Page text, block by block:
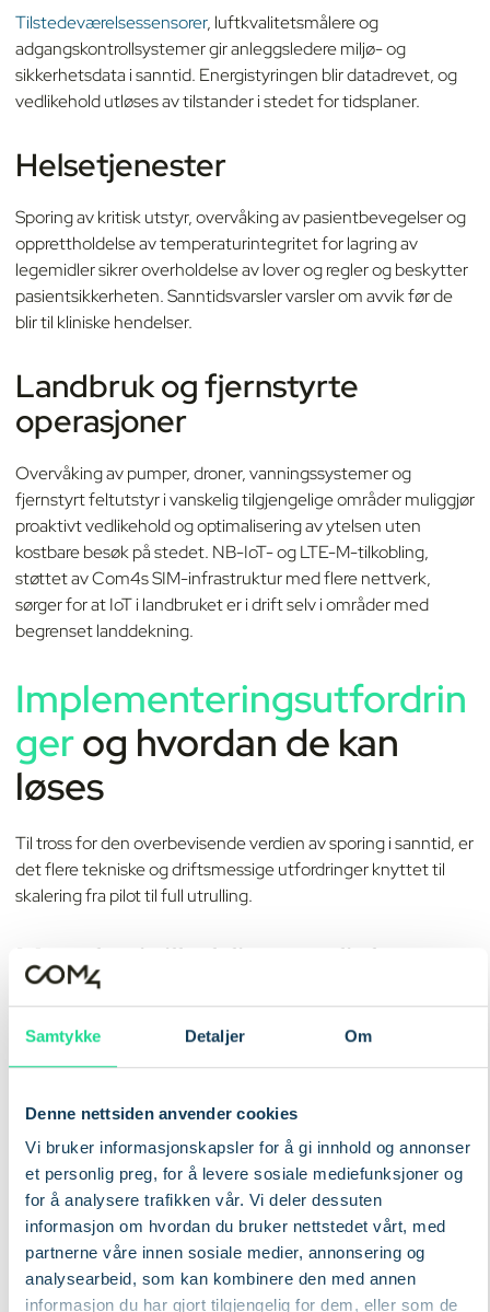
Samtykke Detaljer Om
Denne nettsiden anvender cookies
Vi bruker informasjonskapsler for å gi innhold og annonser
et personlig preg, for å levere sosiale mediefunksjoner og
for å analysere trafikken vår. Vi deler dessuten
informasjon om hvordan du bruker nettstedet vårt, med
partnerne våre innen sosiale medier, annonsering og
analysearbeid, som kan kombinere den med annen
informasjon du har gjort tilgjengelig for dem, eller som de
Tilstedeværelsessensorer, luftkvalitetsmålere og
adgangskontrollsystemer gir anleggsledere miljø- og
sikkerhetsdata i sanntid. Energistyringen blir datadrevet, og
vedlikehold utløses av tilstander i stedet for tidsplaner.
Helsetjenester
Sporing av kritisk utstyr, overvåking av pasientbevegelser og
opprettholdelse av temperaturintegritet for lagring av
legemidler sikrer overholdelse av lover og regler og beskytter
pasientsikkerheten. Sanntidsvarsler varsler om avvik før de
blir til kliniske hendelser.
Landbruk og fjernstyrte
operasjoner
Overvåking av pumper, droner, vanningssystemer og
fjernstyrt feltutstyr i vanskelig tilgjengelige områder muliggjør
proaktivt vedlikehold og optimalisering av ytelsen uten
kostbare besøk på stedet. NB-IoT- og LTE-M-tilkobling,
støttet av Com4s SIM-infrastruktur med flere nettverk,
sørger for at IoT i landbruket er i drift selv i områder med
begrenset landdekning.
Implementeringsutfordrin
gerog hvordan de kan
løses
Til tross for den overbevisende verdien av sporing i sanntid, er
det flere tekniske og driftsmessige utfordringer knyttet til
skalering fra pilot til full utrulling.
Mangler i tilkoblingsmulighetene
Avsidesliggende og tettbebygde områder byr på
signalutfordringer. For å avhjelpe disse utfordringene kreves
det SIM-kort med flere nettverk og automatisk
enhetene er frakoblet når dekningen ikke er tilgjengelig.
Com4s Global IoT SIM-kort kan kobles til flere
nettverksoperatører per land, med satellittfallback for virkelig
avsidesliggende installasjoner.
Enhetsadministrasjon i stor skala